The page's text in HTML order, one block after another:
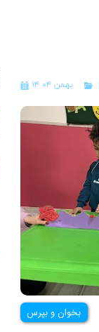
۱۴ بهمن ۰۴
بخوان و بپرس